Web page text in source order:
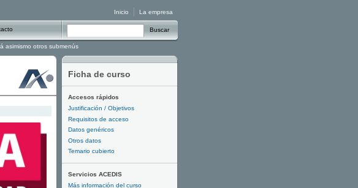
Ficha de curso
Accesos rápidos
Justificación / Objetivos
Requisitos de acceso
Datos genéricos
Otros datos
Temario cubierto
Servicios ACEDIS
Más información del curso
La empresa
Inicio
Buscar
asimismo otros submenús